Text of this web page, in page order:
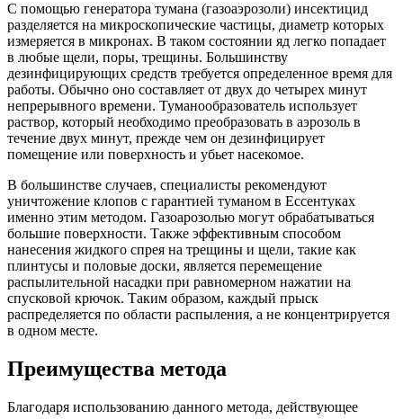
С помощью генератора тумана (газоаэрозоли) инсектицид
разделяется на микроскопические частицы, диаметр которых
измеряется в микронах. В таком состоянии яд легко попадает
в любые щели, поры, трещины. Большинству
дезинфицирующих средств требуется определенное время для
работы. Обычно оно составляет от двух до четырех минут
непрерывного времени. Туманообразователь использует
раствор, который необходимо преобразовать в аэрозоль в
течение двух минут, прежде чем он дезинфицирует
помещение или поверхность и убьет насекомое.
В большинстве случаев, специалисты рекомендуют
уничтожение клопов с гарантией туманом в Ессентуках
именно этим методом. Газоарозолью могут обрабатываться
большие поверхности. Также эффективным способом
нанесения жидкого спрея на трещины и щели, такие как
плинтусы и половые доски, является перемещение
распылительной насадки при равномерном нажатии на
спусковой крючок. Таким образом, каждый прыск
распределяется по области распыления, а не концентрируется
в одном месте.
Преимущества метода
Благодаря использованию данного метода, действующее